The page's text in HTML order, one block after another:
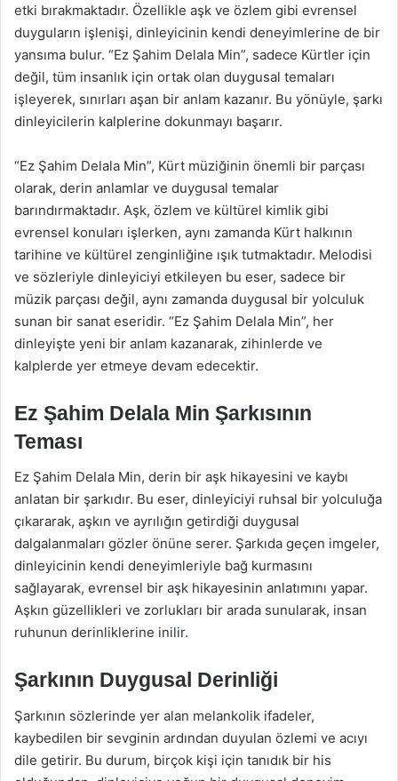
etki bırakmaktadır. Özellikle aşk ve özlem gibi evrensel
duyguların işlenişi, dinleyicinin kendi deneyimlerine de bir
yansıma bulur. “Ez Şahim Delala Min”, sadece Kürtler için
değil, tüm insanlık için ortak olan duygusal temaları
işleyerek, sınırları aşan bir anlam kazanır. Bu yönüyle, şarkı
dinleyicilerin kalplerine dokunmayı başarır.
“Ez Şahim Delala Min”, Kürt müziğinin önemli bir parçası
olarak, derin anlamlar ve duygusal temalar
barındırmaktadır. Aşk, özlem ve kültürel kimlik gibi
evrensel konuları işlerken, aynı zamanda Kürt halkının
tarihine ve kültürel zenginliğine ışık tutmaktadır. Melodisi
ve sözleriyle dinleyiciyi etkileyen bu eser, sadece bir
müzik parçası değil, aynı zamanda duygusal bir yolculuk
sunan bir sanat eseridir. “Ez Şahim Delala Min”, her
dinleyişte yeni bir anlam kazanarak, zihinlerde ve
kalplerde yer etmeye devam edecektir.
Ez Şahim Delala Min Şarkısının
Teması
Ez Şahim Delala Min, derin bir aşk hikayesini ve kaybı
anlatan bir şarkıdır. Bu eser, dinleyiciyi ruhsal bir yolculuğa
çıkararak, aşkın ve ayrılığın getirdiği duygusal
dalgalanmaları gözler önüne serer. Şarkıda geçen imgeler,
dinleyicinin kendi deneyimleriyle bağ kurmasını
sağlayarak, evrensel bir aşk hikayesinin anlatımını yapar.
Aşkın güzellikleri ve zorlukları bir arada sunularak, insan
ruhunun derinliklerine inilir.
Şarkının Duygusal Derinliği
Şarkının sözlerinde yer alan melankolik ifadeler,
kaybedilen bir sevginin ardından duyulan özlemi ve acıyı
dile getirir. Bu durum, birçok kişi için tanıdık bir his